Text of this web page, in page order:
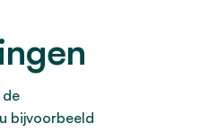
de
bijvoorbeeld